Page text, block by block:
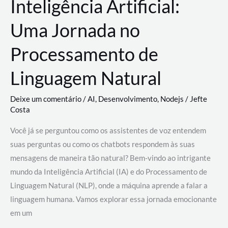
Inteligência Artificial:
Uma Jornada no
Processamento de
Linguagem Natural
Deixe um comentário/AI, Desenvolvimento, Nodejs / Jefte
Costa
Você já se perguntou como os assistentes de voz entendem
suas perguntas ou como os chatbots respondem às suas
mensagens de maneira tão natural? Bem-vindo ao intrigante
mundo da Inteligência Artificial (IA) e do Processamento de
Linguagem Natural (NLP), onde a máquina aprende a falar a
linguagem humana. Vamos explorar essa jornada emocionante
em um